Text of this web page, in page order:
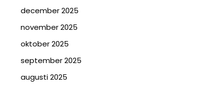
december 2025
november 2025
oktober 2025
september 2025
augusti 2025